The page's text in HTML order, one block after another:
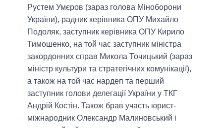
Рустем Умєров (зараз голова Міноборони
України), радник керівника ОПУ Михайло
Подоляк, заступник керівника ОПУ Кирило
Тимошенко, на той час заступник міністра
закордонних справ Микола Точицький (зараз
міністр культури та стратегічних комунікації),
а також на той час нардеп та перший
заступник голови делегації України у ТКГ
Андрій Костін. Також брав участь юрист-
міжнародник Олександр Малиновський і